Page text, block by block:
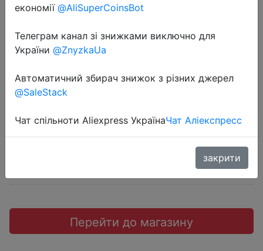
2019-02-18
Simple Love Shape Wool-like Carpet
$1.99
Перейти до магазину
економії @AliSuperCoinsBot
Телеграм канал зі знижками виключно для
України @ZnyzkaUa
Автоматичний збирач знижок з різних джерел
@SaleStack
Чат спільноти Aliexpress УкраїнаЧат Аліекспресс
закрити